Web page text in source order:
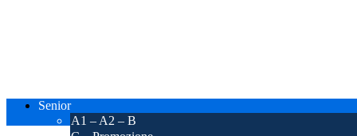
Senior
A1 – A2 – B